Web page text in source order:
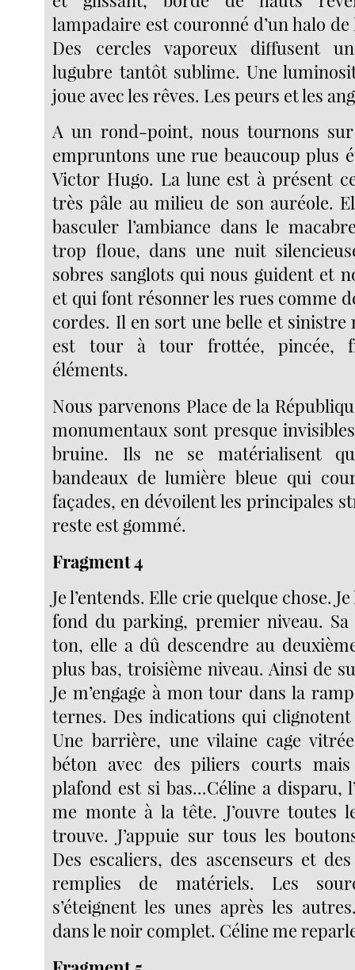
lampadaire est couronné d’un halo
Des cercles vaporeux diffusent
lugubre tantôt sublime. Une
joue avec les rêves. Les peurs et les
A un rond-point, nous tournons
empruntons une rue beaucoup plus
Victor Hugo. La lune est à présent
très pâle au milieu de son auréole.
basculer l’ambiance dans le
trop floue, dans une nuit
sobres sanglots qui nous guident et
et qui font résonner les rues comme
cordes. Il en sort une belle et sinistre
est tour à tour frottée, pincée,
éléments.
Nous parvenons Place de la
monumentaux sont presque
bruine. Ils ne se matérialisent
bandeaux de lumière bleue qui
façades, en dévoilent les principales
reste est gommé.
Fragment 4
Je l’entends. Elle crie quelque chose.
fond du parking, premier niveau. Sa
ton, elle a dû descendre au
plus bas, troisième niveau. Ainsi de
Je m’engage à mon tour dans la
ternes. Des indications qui
Une barrière, une vilaine cage
béton avec des piliers courts
plafond est si bas...Céline a disparu,
me monte à la tête. J’ouvre toutes
trouve. J’appuie sur tous les
Des escaliers, des ascenseurs et
remplies de matériels. Les
s’éteignent les unes après les
dans le noir complet. Céline me